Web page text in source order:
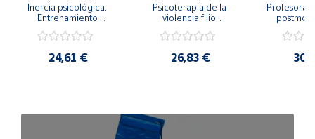
Inercia psicológica.
Entrenamiento
Igualdad de Género.
24,61 €
Psicoterapia de la
violencia filio-
secreto y la
26,83 €